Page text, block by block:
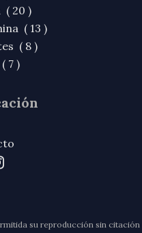
( 20 )
( 13 )
( 8 )
7 )
su reproducción sin citación